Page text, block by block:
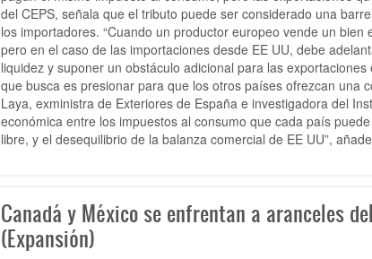
del CEPS, señala que el tributo puede ser considerado una
los importadores. “Cuando un productor europeo vende un
pero en el caso de las importaciones desde EE UU, debe
liquidez y suponer un obstáculo adicional para las
que busca es presionar para que los otros países ofrezcan una
Laya, exministra de Exteriores de España e investigadora del
económica entre los impuestos al consumo que cada país
libre, y el desequilibrio de la balanza comercial de EE UU”,
Canadá y México se enfrentan a aranceles
(Expansión)